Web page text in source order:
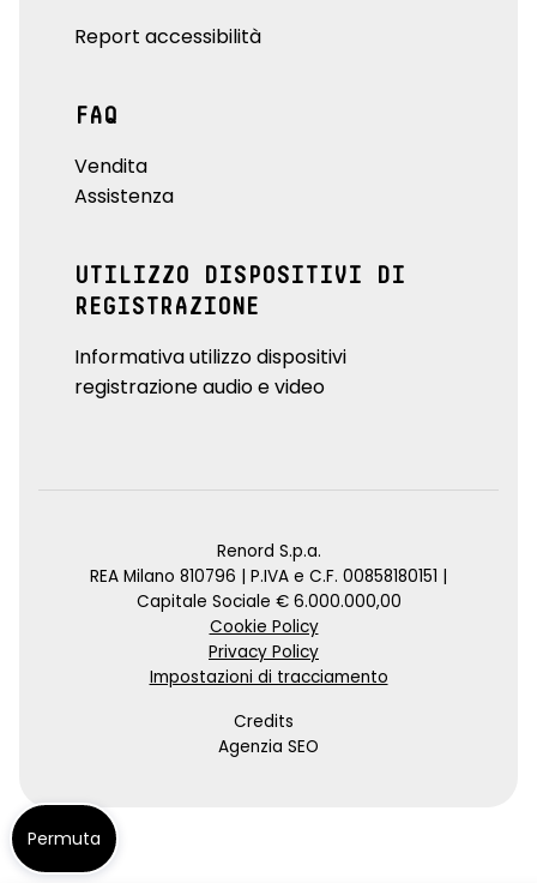
Report accessibilità
FAQ
Vendita
Assistenza
UTILIZZO DISPOSITIVI DI
REGISTRAZIONE
Informativa utilizzo dispositivi
registrazione audio e video
Renord S.p.a.
REA Milano 810796 | P.IVA e C.F. 00858180151 |
Capitale Sociale € 6.000.000,00
Cookie Policy
Privacy Policy
Impostazioni di tracciamento
Credits
Agenzia SEO
Permuta